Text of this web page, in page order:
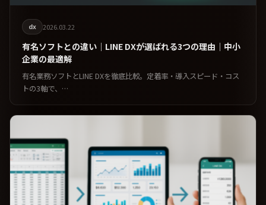
dx 2026.03.22
有名ソフトとの違い｜LINE DXが選ばれる3つの理由｜中小
企業の最適解
有名業務ソフトとLINE DXを徹底比較。定着率・導入スピード・コス
トの3軸で、…